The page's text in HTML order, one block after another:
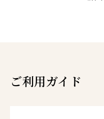
ご利用ガイド